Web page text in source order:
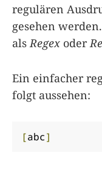
regulären
gesehen
als Regex oder
Ein einfacher
folgt aussehen:
[abc]